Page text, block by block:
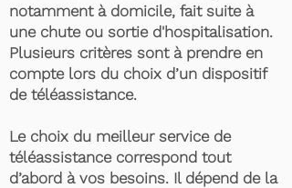
notamment à domicile, fait suite à
une chute ou sortie d'hospitalisation.
Plusieurs critères sont à prendre en
compte lors du choix d’un dispositif
de téléassistance.
Le choix du meilleur service de
téléassistance correspond tout
d’abord à vos besoins. Il dépend de la